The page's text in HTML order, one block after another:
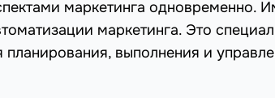
маркетинга одновременно.
маркетинга. Это
планирования, выполнения и